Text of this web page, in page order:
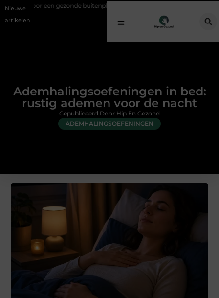
Nieuwe
artikelen
buitenplek Sfeer en comfort zonder gedoe met een
Ademhalingsoefeningen in bed:
rustig ademen voor de nacht
ADEMHALINGSOEFENINGEN
Gepubliceerd Door Hip En Gezond